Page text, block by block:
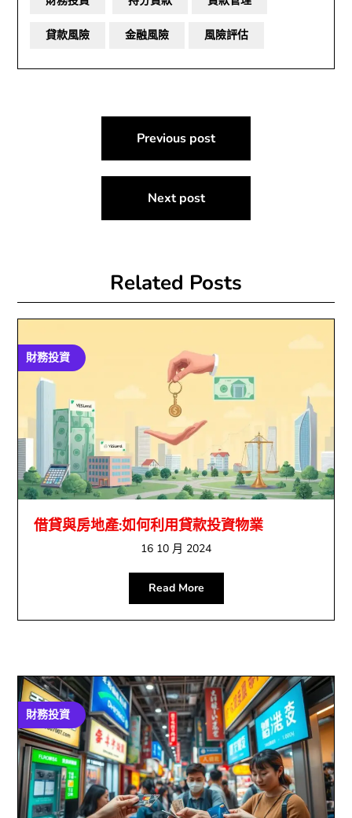
貸款風險 金融風險 風險評估
Previous post
Next post
Related Posts
財務投資
借貸與房地產:如何利用貸款投資物業
16 10 月 2024
Read More
財務投資